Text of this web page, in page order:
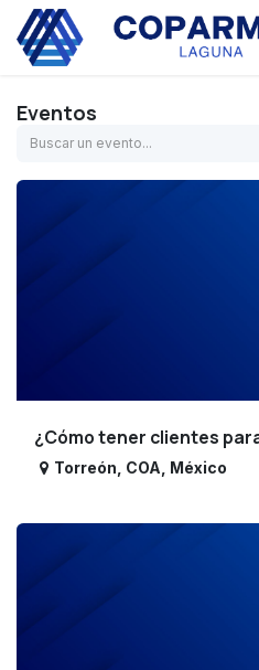
Ir al contenido
Eventos
¿Cómo tener clientes
Torreón COA México